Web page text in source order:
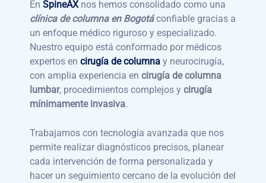
En SpineAX nos hemos consolidado como una
clínica de columna en Bogotáconfiable gracias a
un enfoque médico riguroso y especializado.
Nuestro equipo está conformado por médicos
expertos en cirugía de columna y neurocirugía,
con amplia experiencia en cirugía de columna
lumbar, procedimientos complejos y cirugía
mínimamente invasiva.
Trabajamos con tecnología avanzada que nos
permite realizar diagnósticos precisos, planear
cada intervención de forma personalizada y
hacer un seguimiento cercano de la evolución del